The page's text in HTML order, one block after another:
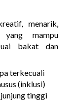
menarik,
yang mampu
bakat dan
terkecuali
(inklusi)
tinggi